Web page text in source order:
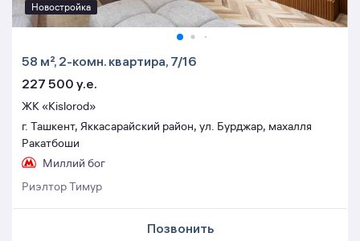
Новостройка
58 м², 2-комн. квартира, 7/16
227 500 y.e.
ЖК «Kislorod»
г. Ташкент, Яккасарайский район, ул. Бурджар, махалля
Ракатбоши
Миллий бог
Риэлтор Тимур
Позвонить